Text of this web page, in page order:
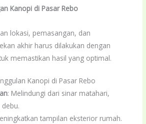
Kanopi di Pasar Rebo
lokasi, pemasangan, dan
akhir harus dilakukan dengan
memastikan hasil yang optimal.
Kanopi di Pasar Rebo
: Melindungi dari sinar matahari,
tampilan eksterior rumah.